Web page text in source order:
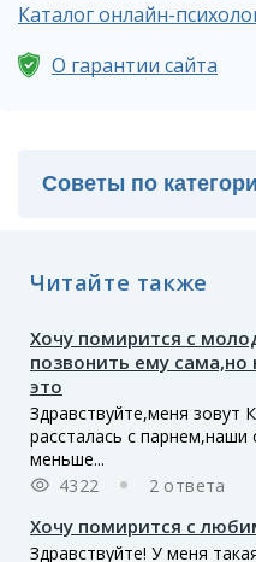
Каталог онлайн-
О гарантии сайта
Читайте также
Хочу помирится с
позвонить ему
это
Здравствуйте,меня зовут
рассталась с
меньше...
4322
2 ответа
Хочу помирится с
Здравствуйте! У меня